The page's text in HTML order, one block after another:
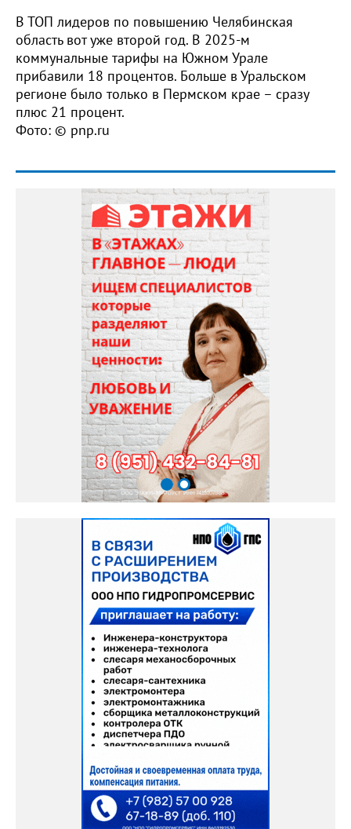
В ТОП лидеров по повышению Челябинская
область вот уже второй год. В 2025-м
коммунальные тарифы на Южном Урале
прибавили 18 процентов. Больше в Уральском
регионе было только в Пермском крае – сразу
плюс 21 процент.
Фото: © pnp.ru